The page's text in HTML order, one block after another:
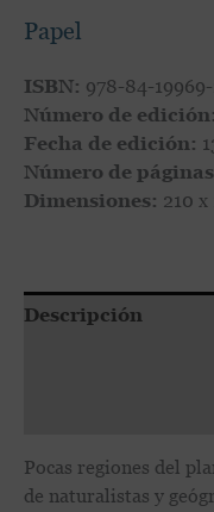
Papel
ISBN: 978-84-
Número de edición:
Fecha de edición:
Número de
Dimensiones: 210 x
Descripción
Pocas regiones del
de naturalistas y